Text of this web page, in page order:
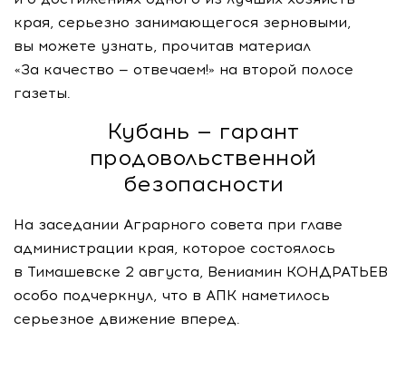
края, серьезно занимающегося зерновыми,
вы можете узнать, прочитав материал
«За качество — отвечаем!» на второй полосе
газеты.
Кубань — гарант
продовольственной
безопасности
На заседании Аграрного совета при главе
администрации края, которое состоялось
в Тимашевске 2 августа, Вениамин КОНДРАТЬЕВ
особо подчеркнул, что в АПК наметилось
серьезное движение вперед.